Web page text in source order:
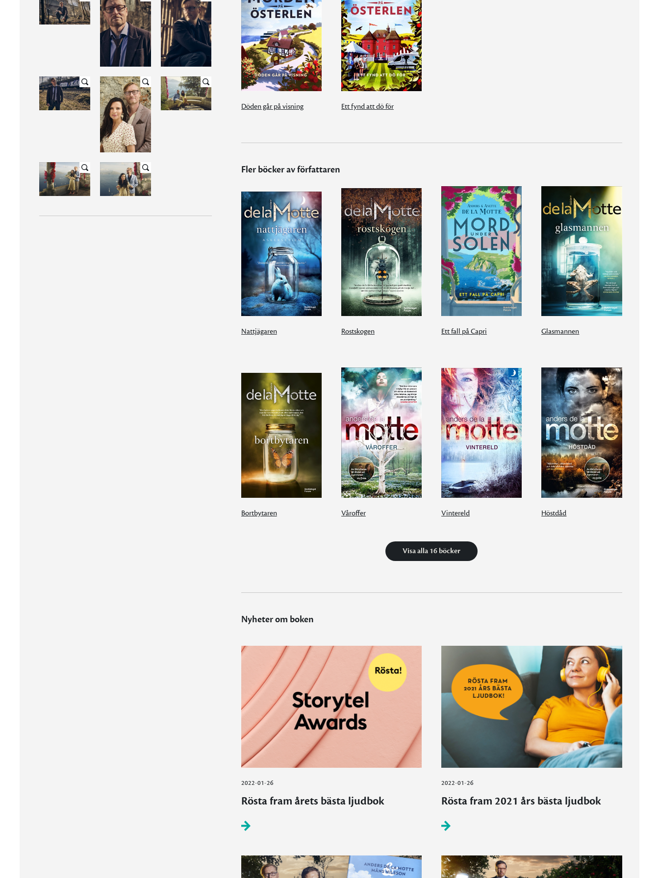
Döden går på visning Ett fynd att dö för
Fler böcker av författaren
Nattjägaren Rostskogen Ett fall på Capri Glasmannen
Bortbytaren Våroffer Vintereld Höstdåd
Visa alla 16 böcker
Nyheter om boken
2022-01-26
Rösta fram årets bästa ljudbok
2022-01-26
Rösta fram 2021 års bästa ljudbok